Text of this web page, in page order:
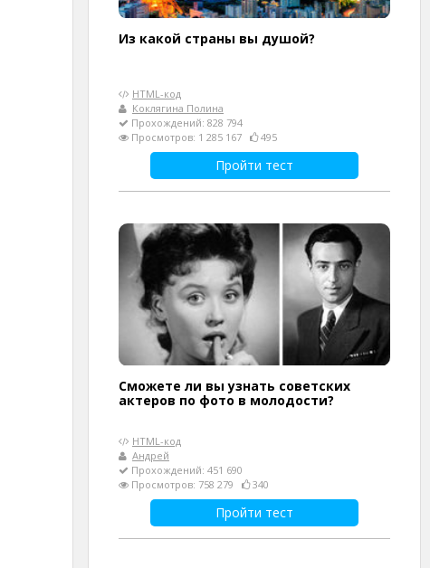
Из какой страны вы душой?
HTML-код
Коклягина Полина
Прохождений: 828 794
Просмотров: 1 285 167
495
Пройти тест
Сможете ли вы узнать советских
актеров по фото в молодости?
HTML-код
Андрей
Прохождений: 451 690
Просмотров: 758 279
340
Пройти тест